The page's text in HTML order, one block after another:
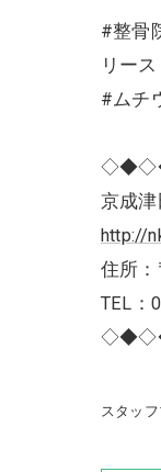
#整骨
リー
#ム
京成
http://
住所：
TEL：
スタッ